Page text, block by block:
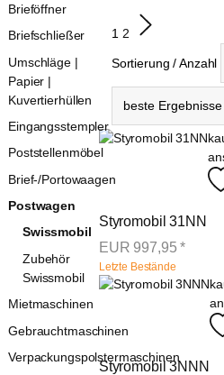
1 2
Sortierung / Anzahl
Styromobil 31NN
EUR 997,95 *
Letzte Bestände
Styromobil 3NNN
Brieföffner
Briefschließer
Umschläge |
Papier |
Kuvertierhüllen
Eingangsstempler
Poststellenmöbel
Brief-/Portowaagen
Postwagen
Swissmobil
Zubehör
Swissmobil
Mietmaschinen
Gebrauchtmaschinen
Verpackungspolstermaschinen